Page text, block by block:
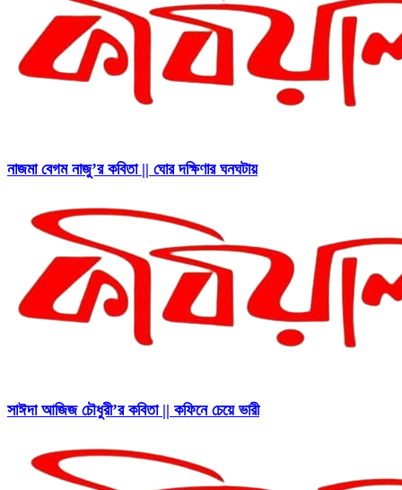
নাজমা বেগম নাজু’র কবিতা || ঘোর দক্ষিণার ঘনঘটায়
সাঈদা আজিজ চৌধুরী’র কবিতা || কফিনে চেয়ে ভারী